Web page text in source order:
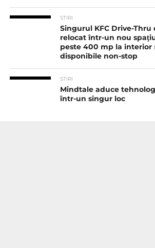
STIRI
Singurul KFC Drive-Thru
relocat într-un nou
peste 400 mp la interior
disponibile non-stop
STIRI
Mindtale aduce
într-un singur loc